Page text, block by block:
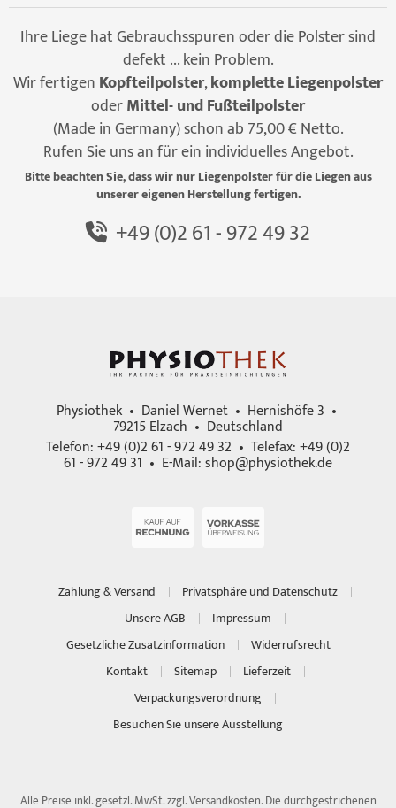
Ihre Liege hat Gebrauchsspuren oder die Polster sind
defekt ... kein Problem.
Wir fertigen Kopfteilpolster,komplette Liegenpolster
oderMittel- und Fußteilpolster
(Made in Germany) schon ab 75,00 € Netto.
Rufen Sie uns an für ein individuelles Angebot.
Bitte beachten Sie, dass wir nur Liegenpolster für die Liegen aus
unserer eigenen Herstellung fertigen.
+49 (0)2 61 - 972 49 32
Physiothek • Daniel Wernet • Hernishöfe 3 •
79215 Elzach • Deutschland
Telefon: +49 (0)2 61 - 972 49 32 • Telefax: +49 (0)2
61 - 972 49 31 • E-Mail:shop@physiothek.de
Zahlung & Versand
Privatsphäre und Datenschutz
Unsere AGB
Impressum
Gesetzliche Zusatzinformation
Widerrufsrecht
Kontakt
Sitemap
Lieferzeit
Verpackungsverordnung
Besuchen Sie unsere Ausstellung
Alle Preise inkl. gesetzl. MwSt. zzgl.Versandkosten. Die durchgestrichenen